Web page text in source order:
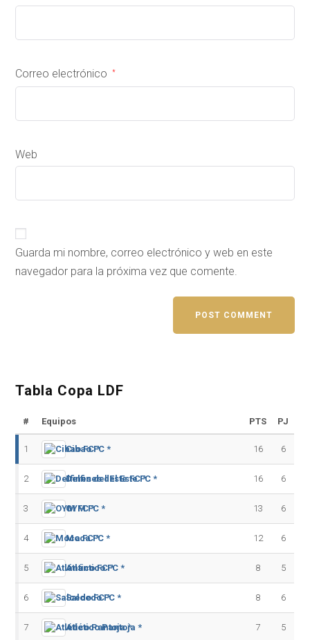
Correo electrónico *
Web
Guarda mi nombre, correo electrónico y web en este
navegador para la próxima vez que comente.
Tabla Copa LDF
# Equipos PTS PJ
1 Cibao FC * 16 6
2 Delfines del Este FC * 16 6
3 OYM FC * 13 6
4 Moca FC * 12 6
5 Atlántico FC * 8 5
6 Salcedo FC * 8 6
7 Atlético Pantoja * 7 5